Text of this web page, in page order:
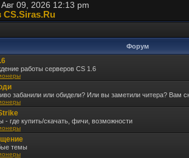
09, 2026 12:13 pm
Форум
работы серверов CS 1.6
забанили или обидели? Или вы заметили читера? Вам
- где купить/скачать, фичи, возможности
темы